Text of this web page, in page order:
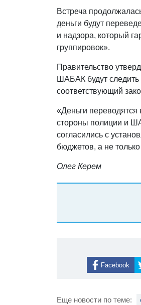
Встреча
деньги будут
и надзора, который
группировок».
Правительство
ШАБАК будут следить
соответствующий
«Деньги переводятся
стороны полиции и
согласились с
бюджетов, а не
Олег Керем
Facebook
Еще новости по теме: